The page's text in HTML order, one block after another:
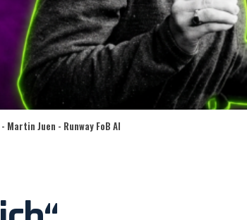
Martin Juen - Runway FoB AI